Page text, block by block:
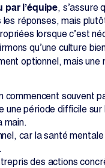
par l’équipe, s’assure
réponses, mais
lorsque c’est
qu’une culture
optionnel, mais une
commencent souvent
une période difficile
main.
car la santé
des actions